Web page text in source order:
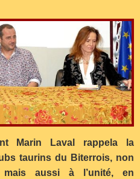
Marin Laval rappela la
taurins du Biterrois, non
mais aussi à l’unité, en